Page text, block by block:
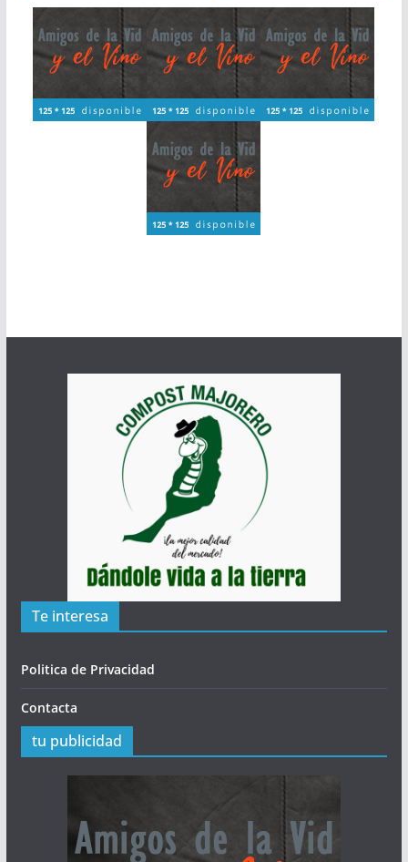
Te interesa
Politica de Privacidad
Contacta
tu publicidad